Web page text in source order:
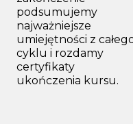
podsumujemy
najważniejsze
umiejętności z
cyklu i rozdamy
certyfikaty
ukończenia kursu.